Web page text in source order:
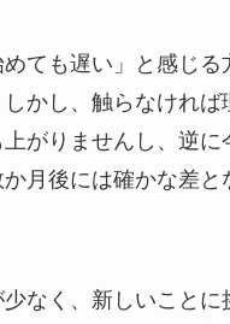
めても遅い」と感じ
かし、触らなければ
がりませんし、逆に
月後には確かな差と
なく、新しいことに